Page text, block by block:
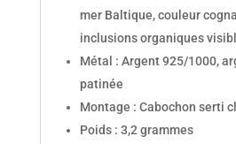
mer Baltique, couleur
inclusions organiques
Métal : Argent 925/1000,
patinée
Montage : Cabochon serti
Poids : 3,2 grammes